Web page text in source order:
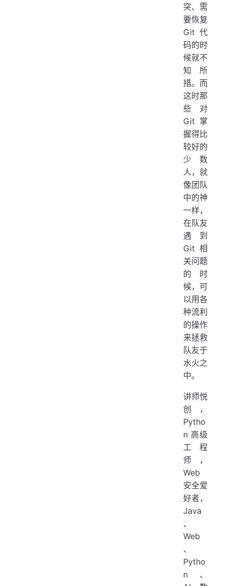
突、需
要恢复
Git 代
码的时
候就不
知所
措。而
这时那
些对
Git 掌
握得比
较好的
少数
人，就
像团队
中的神
一样，
在队友
遇到
Git 相
关问题
的时
候，可
以用各
种流利
的操作
来拯救
队友于
水火之
中。
讲师悦
创，
Pytho
n 高级
工程
师，
Web
安全爱
好者，
Java
、
Web
、
Pytho
n、